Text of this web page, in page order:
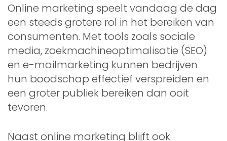
Online marketing speelt vandaag de dag
een steeds grotere rol in het bereiken van
consumenten. Met tools zoals sociale
media, zoekmachineoptimalisatie (SEO)
en e-mailmarketing kunnen bedrijven
hun boodschap effectief verspreiden en
een groter publiek bereiken dan ooit
tevoren.
Naast online marketing blijft ook